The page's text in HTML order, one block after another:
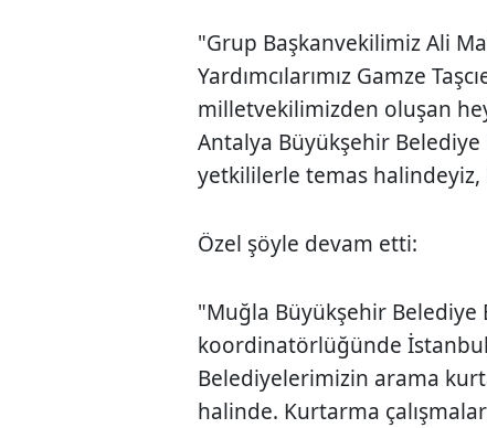
"Grup Başkanvekilimiz Ali
Yardımcılarımız Gamze
milletvekilimizden oluşan
Antalya Büyükşehir Belediye
yetkililerle temas halindeyiz,
Özel şöyle devam etti:
"Muğla Büyükşehir Belediye
koordinatörlüğünde
Belediyelerimizin arama
halinde. Kurtarma